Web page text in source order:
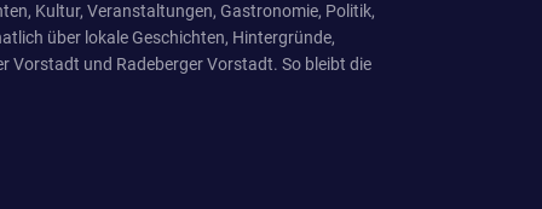
Kultur, Veranstaltungen, Gastronomie, Politik,
über lokale Geschichten, Hintergründe,
Vorstadt und Radeberger Vorstadt. So bleibt die